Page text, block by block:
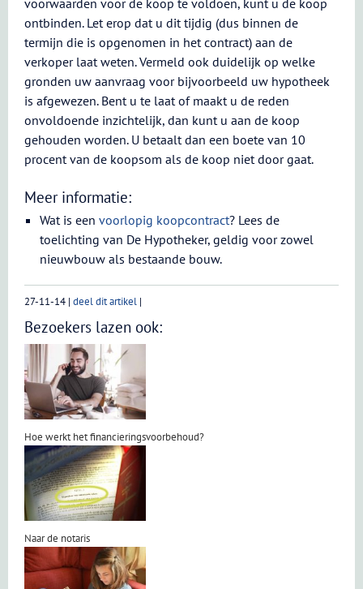
voorwaarden voor de koop te voldoen, kunt u de koop
ontbinden. Let erop dat u dit tijdig (dus binnen de
termijn die is opgenomen in het contract) aan de
verkoper laat weten. Vermeld ook duidelijk op welke
gronden uw aanvraag voor bijvoorbeeld uw hypotheek
is afgewezen. Bent u te laat of maakt u de reden
onvoldoende inzichtelijk, dan kunt u aan de koop
gehouden worden. U betaalt dan een boete van 10
procent van de koopsom als de koop niet door gaat.
Meer informatie:
Wat is eenvoorlopig koopcontract? Lees de
toelichting van De Hypotheker, geldig voor zowel
nieuwbouw als bestaande bouw.
27-11-14 | deel dit artikel |
Bezoekers lazen ook:
Hoe werkt het financieringsvoorbehoud?
Naar de notaris